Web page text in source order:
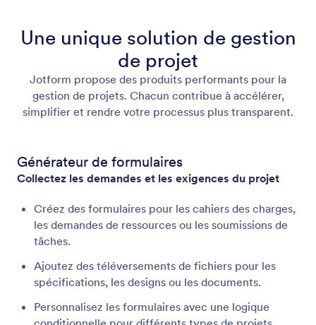
Une unique solution de gestion
de projet
Jotform propose des produits performants pour la
gestion de projets. Chacun contribue à accélérer,
simplifier et rendre votre processus plus transparent.
Générateur de formulaires
Collectez les demandes et les exigences du projet
Créez des formulaires pour les cahiers des charges,
les demandes de ressources ou les soumissions de
tâches.
Ajoutez des téléversements de fichiers pour les
spécifications, les designs ou les documents.
Personnalisez les formulaires avec une logique